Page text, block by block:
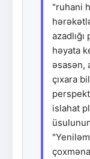
"ruhani
həyata
əsasən,
çıxara
islahat